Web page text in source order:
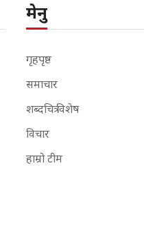
मेनु
गृहपृष्ठ
समाचार
शब्दचित्र विशेष
विचार
हाम्रो टीम